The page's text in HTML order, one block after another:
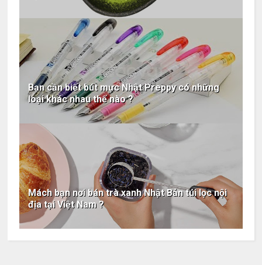
Bạn cần biết bút mực Nhật Preppy có những
loại khác nhau thế nào ?
Mách bạn nơi bán trà xanh Nhật Bản túi lọc nội
địa tại Việt Nam ?